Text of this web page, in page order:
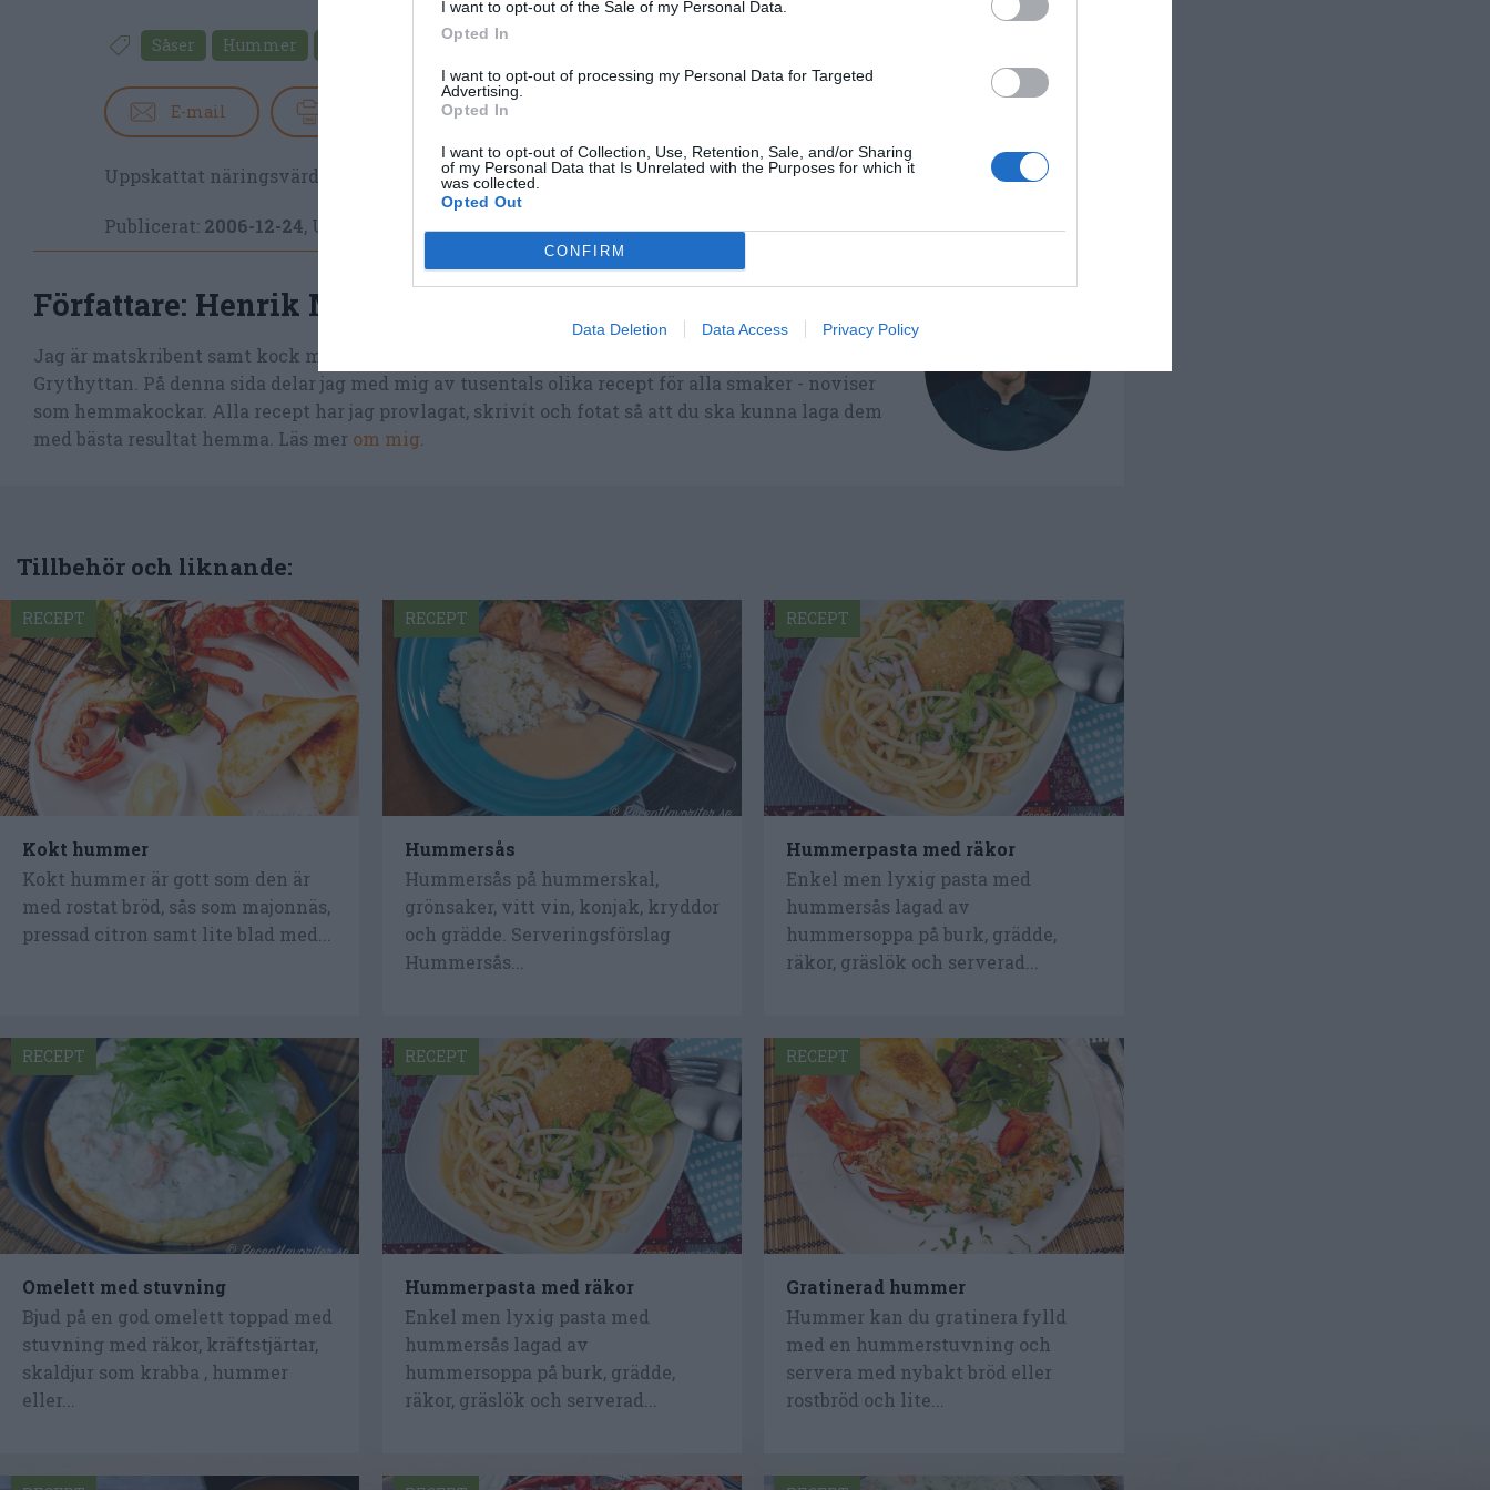
I want to opt-out of the Sale of my Personal Data.
Opted In
I want to opt-out of processing my Personal Data for Targeted
Advertising.
Opted In
I want to opt-out of Collection, Use, Retention, Sale, and/or Sharing
of my Personal Data that Is Unrelated with the Purposes for which it
was collected.
Opted Out
CONFIRM
Data Deletion Data Access Privacy Policy
Såser Hummer Fransk mat
E-mail
Uppskattat näringsvärde per portion: 198 kcal
Publicerat: 2006-12-24, Uppdaterat: 2020-12-29
Författare: Henrik Mattsson
Jag är matskribent samt kock med en fil. kand i Måltidsvetenskap från restauranghögskolan i
Grythyttan. På denna sida delar jag med mig av tusentals olika recept för alla smaker - noviser
som hemmakockar. Alla recept har jag provlagat, skrivit och fotat så att du ska kunna laga dem
med bästa resultat hemma. Läs mer om mig
Tillbehör och liknande:
Kokt hummer
Kokt hummer är gott som den är
med rostat bröd, sås som majonnäs,
pressad citron samt lite blad med...
RECEPT
Hummersås
Hummersås på hummerskal,
grönsaker, vitt vin, konjak, kryddor
och grädde. Serveringsförslag
Hummersås...
RECEPT
Hummerpasta med räkor
Enkel men lyxig pasta med
hummersås lagad av
hummersoppa på burk, grädde,
räkor, gräslök och serverad...
RECEPT
Omelett med stuvning
Bjud på en god omelett toppad med
stuvning med räkor, kräftstjärtar,
skaldjur som krabba , hummer
eller...
RECEPT
Hummerpasta med räkor
Enkel men lyxig pasta med
hummersås lagad av
hummersoppa på burk, grädde,
räkor, gräslök och serverad...
RECEPT
Gratinerad hummer
Hummer kan du gratinera fylld
med en hummerstuvning och
servera med nybakt bröd eller
rostbröd och lite...
RECEPT